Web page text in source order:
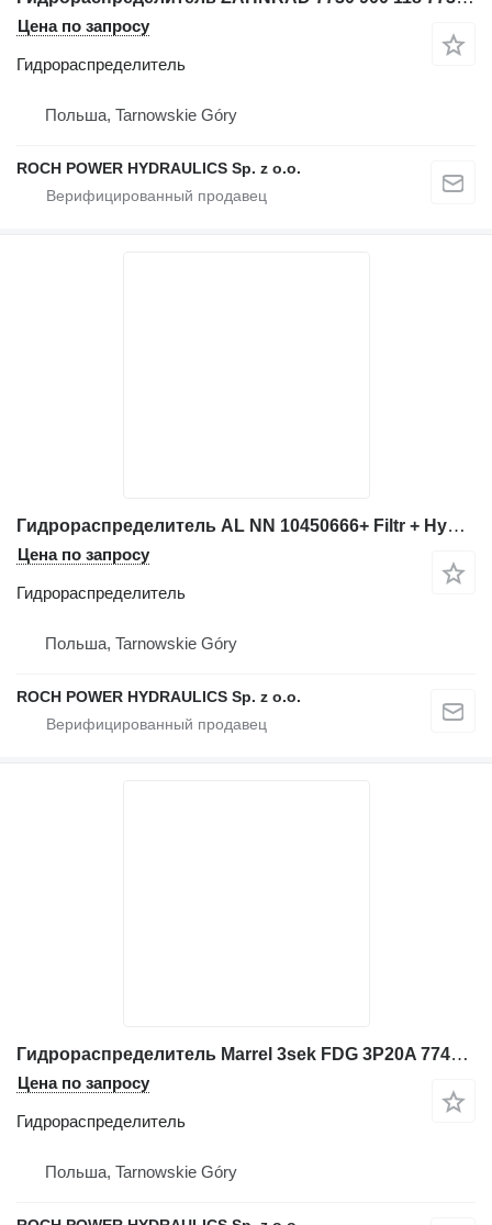
Цена по запросу
Гидрораспределитель
Польша, Tarnowskie Góry
ROCH POWER HYDRAULICS Sp. z o.o.
Гидрораспределитель AL NN 10450666+ Filtr + Hydroakum для экскаватора
Цена по запросу
Гидрораспределитель
Польша, Tarnowskie Góry
ROCH POWER HYDRAULICS Sp. z o.o.
Гидрораспределитель Marrel 3sek FDG 3P20A 774347 B3343603 для экскаватора
Цена по запросу
Гидрораспределитель
Польша, Tarnowskie Góry